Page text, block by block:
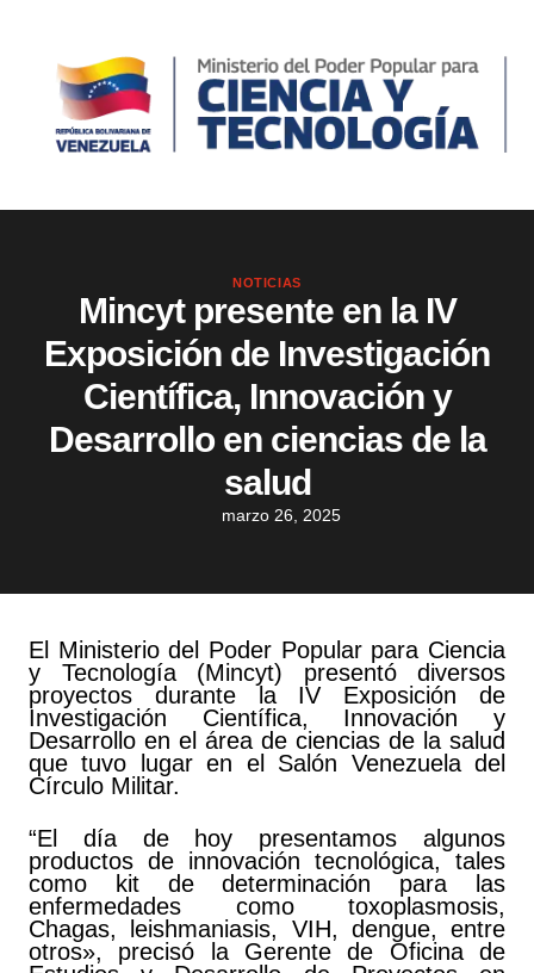
NOTICIAS
Mincyt presente en la IV
Exposición de Investigación
Científica, Innovación y
Desarrollo en ciencias de la
salud
marzo 26, 2025
El Ministerio del Poder Popular para Ciencia
y Tecnología (Mincyt) presentó diversos
proyectos durante la IV Exposición de
Investigación Científica, Innovación y
Desarrollo en el área de ciencias de la salud
que tuvo lugar en el Salón Venezuela del
Círculo Militar.
“El día de hoy presentamos algunos
productos de innovación tecnológica, tales
como kit de determinación para las
enfermedades como toxoplasmosis,
Chagas, leishmaniasis, VIH, dengue, entre
otros», precisó la Gerente de Oficina de